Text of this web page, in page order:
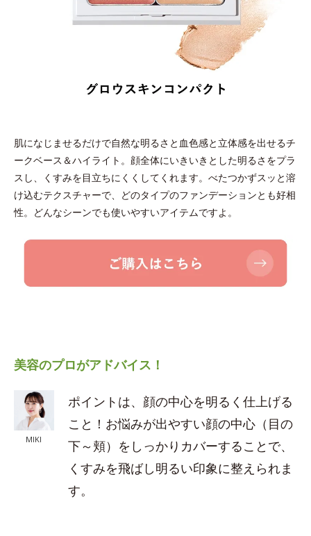
肌になじませるだけで自然な明るさと血色感と立体感を出せるチ
ークベース＆ハイライト。顔全体にいきいきとした明るさをプラ
スし、くすみを目立ちにくくしてくれます。べたつかずスッと溶
け込むテクスチャーで、どのタイプのファンデーションとも好相
性。どんなシーンでも使いやすいアイテムですよ。
美容のプロがアドバイス！
MIKI
ポイントは、顔の中心を明るく仕上げる
こと！お悩みが出やすい顔の中心（目の
下～頬）をしっかりカバーすることで、
くすみを飛ばし明るい印象に整えられま
す。